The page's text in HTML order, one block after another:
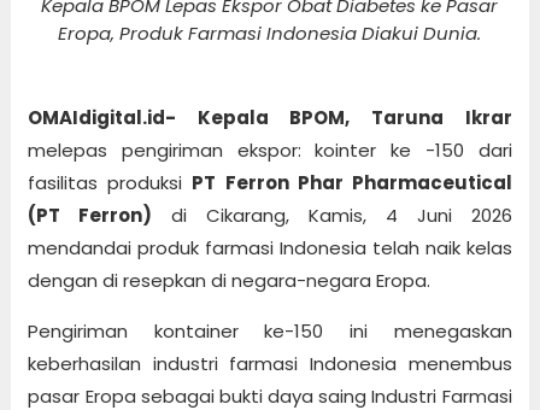
Kepala BPOM Lepas Ekspor Obat Diabetes ke Pasar
Eropa, Produk Farmasi Indonesia Diakui Dunia.
OMAIdigital.id- Kepala BPOM, Taruna Ikrar
melepas pengiriman ekspor: kointer ke -150 dari
fasilitas produksi PT Ferron Phar Pharmaceutical
(PT Ferron) di Cikarang, Kamis, 4 Juni 2026
mendandai produk farmasi Indonesia telah naik kelas
dengan di resepkan di negara-negara Eropa.
Pengiriman kontainer ke-150 ini menegaskan
keberhasilan industri farmasi Indonesia menembus
pasar Eropa sebagai bukti daya saing Industri Farmasi